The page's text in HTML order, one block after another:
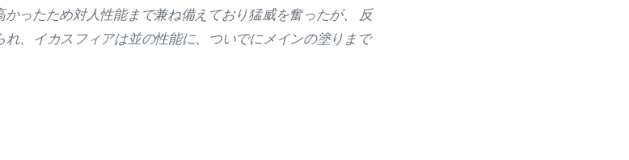
かったため対人性能まで兼ね備えており猛威を奮ったが、 反
れ、イカスフィアは並の性能に、ついでにメインの塗りまで